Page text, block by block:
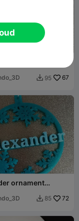
 95 67
ornament
 85 72